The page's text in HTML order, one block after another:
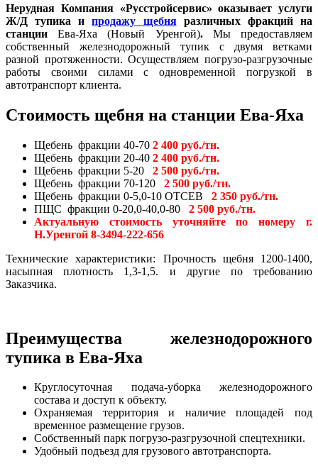
Нерудная Компания «Русстройсервис» оказывает услуги
Ж/Д тупика ипродажу щебняразличных фракций на
станцииЕва-Яха (Новый Уренгой). Мы предоставляем
собственный железнодорожный тупик с двумя ветками
разной протяженности. Осуществляем погрузо-разгрузочные
работы своими силами с одновременной погрузкой в
автотранспорт клиента.
Стоимость щебня на станции Ева-Яха
Щебень фракции 40-70 2 400 руб./тн.
Щебень фракции 20-40 2 400 руб./тн.
Щебень фракции 5-20
2 500 руб./тн.
Щебень фракции 70-120
2 500 руб./тн.
Щебень фракции 0-5,0-10 ОТСЕВ
2 350 руб./тн.
ПЩС фракции 0-20,0-40,0-80
2 500 руб./тн.
Актуальную стоимость уточняйте по номеру г.
Н.Уренгой 8-3494-222-656
Технические характеристики: Прочность щебня 1200-1400,
насыпная плотность 1,3-1,5. и другие по требованию
Заказчика.
Преимущества железнодорожного
тупика в Ева-Яха
Круглосуточная подача-уборка железнодорожного
состава и доступ к объекту.
Охраняемая территория и наличие площадей под
временное размещение грузов.
Собственный парк погрузо-разгрузочной спецтехники.
Удобный подъезд для грузового автотранспорта.